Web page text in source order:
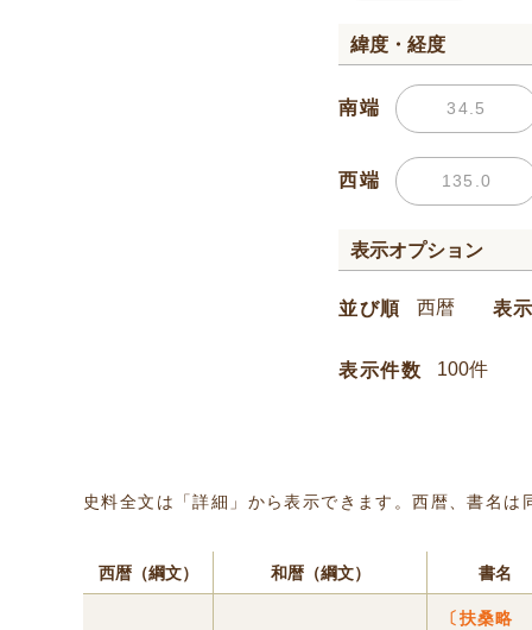
緯度・経度
南端
西端
表示オプション
並び順 表
表示件数
史料全文は「詳細」から表示できます。西暦、書名
西暦（綱文） 和暦（綱文） 書名
〔扶桑略